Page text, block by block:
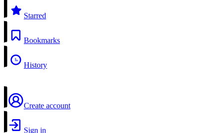
Starred
Bookmarks
History
Create account
Sign in